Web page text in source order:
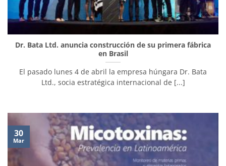
Dr. Bata Ltd. anuncia construcción de su primera fábrica
en Brasil
El pasado lunes 4 de abril la empresa húngara Dr. Bata
Ltd., socia estratégica internacional de [...]
30
Mar